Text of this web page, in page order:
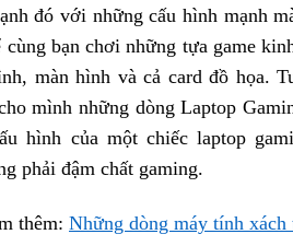
đó với những cấu hình mạnh
cùng bạn chơi những tựa game
màn hình và cả card đồ họa.
mình những dòng Laptop
hình của một chiếc laptop
phải đậm chất gaming.
thêm: Những dòng máy tính